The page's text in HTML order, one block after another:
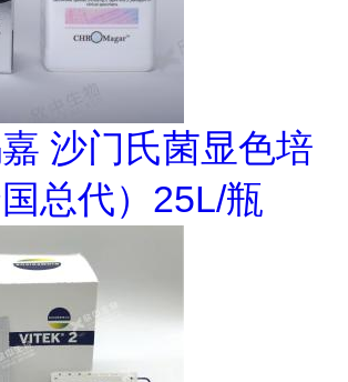
沙门氏菌显色培
总代）25L/瓶